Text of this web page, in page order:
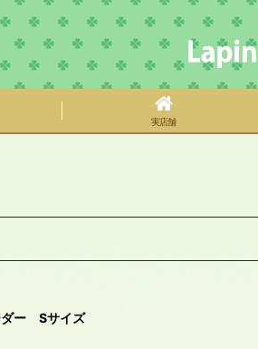
実店舗
ダー Sサイズ